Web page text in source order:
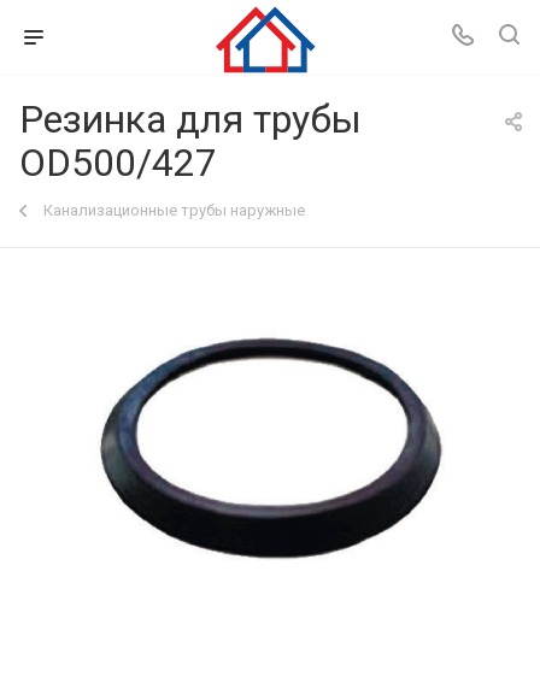
Резинка для трубы
OD500/427
Канализационные трубы наружные